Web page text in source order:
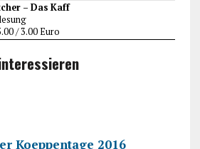
– Das Kaff
/ 3.00 Euro
Koeppentage 2016